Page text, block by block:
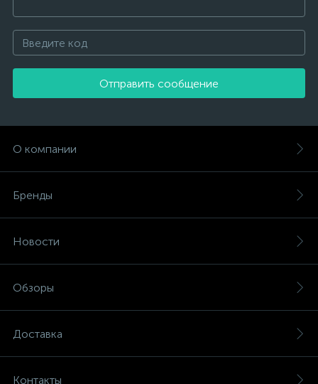
Отправить сообщение
О компании
Бренды
Новости
Обзоры
Доставка
Контакты